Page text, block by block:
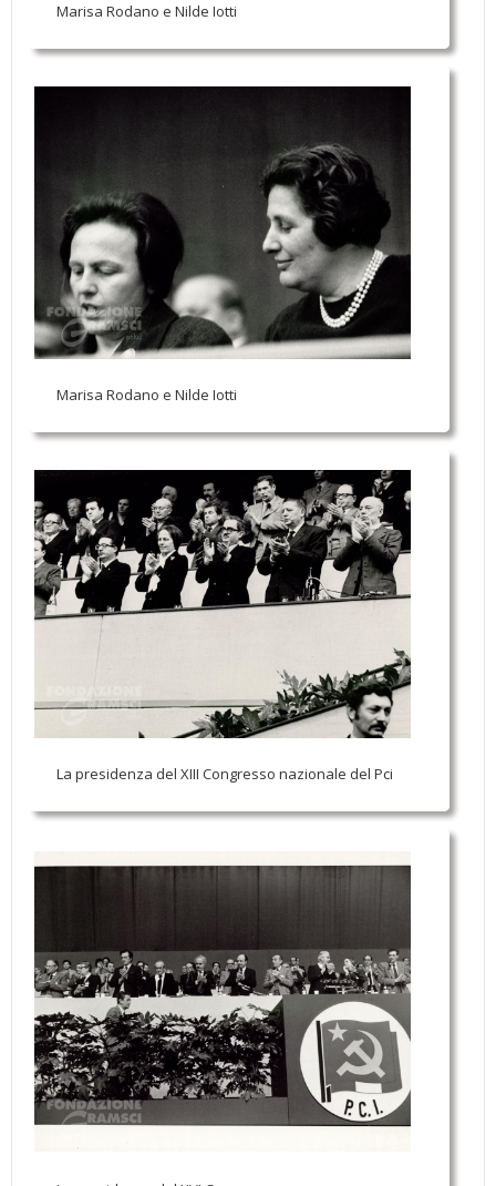
Marisa Rodano e Nilde Iotti
Marisa Rodano e Nilde Iotti
La presidenza del XIII Congresso nazionale del Pci